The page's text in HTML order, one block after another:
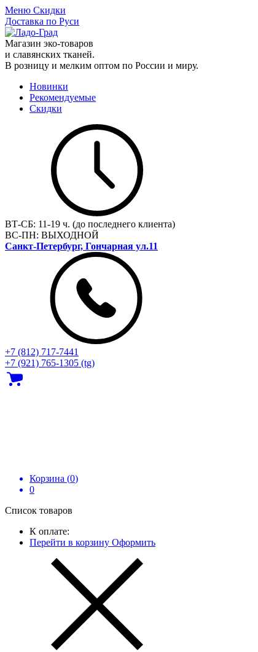
Меню Скидки
Доставка по Руси
Магазин эко-товаров
и славянских тканей.
В розницу и мелким оптом по России и миру.
Новинки
Рекомендуемые
Скидки
ВТ-СБ: 11-19 ч. (до последнего клиента)
ВС-ПН: ВЫХОДНОЙ
Санкт-Петербург, Гончарная ул.11
+7 (812) 717‑7441
+7 (921) 765-1305 (tg)
Корзина (0)
0
Список товаров
К оплате:
Перейти в корзину Оформить